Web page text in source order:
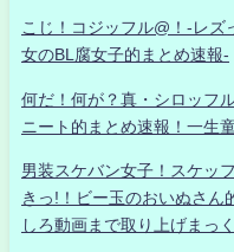
こじ！コジッフル@！-レ
女のBL腐女子的まとめ速報-
何だ！何が？真・シロッ
ニート的まとめ速報！一生
男装スケバン女子！スケッ
きっ!！ビー玉のおいぬさ
しろ動画まで取り上げまっ